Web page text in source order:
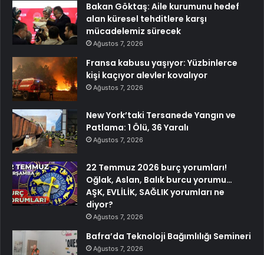
Bakan Göktaş: Aile kurumunu hedef
alan küresel tehditlere karşı
mücadelemiz sürecek
Ağustos 7, 2026
Fransa kabusu yaşıyor: Yüzbinlerce
kişi kaçıyor alevler kovalıyor
Ağustos 7, 2026
New York’taki Tersanede Yangın ve
Patlama: 1 Ölü, 36 Yaralı
Ağustos 7, 2026
22 Temmuz 2026 burç yorumları!
Oğlak, Aslan, Balık burcu yorumu…
AŞK, EVLİLİK, SAĞLIK yorumları ne
diyor?
Ağustos 7, 2026
Bafra’da Teknoloji Bağımlılığı Semineri
Ağustos 7, 2026